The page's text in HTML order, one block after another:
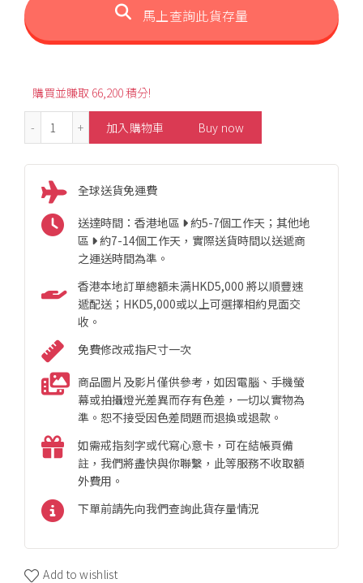
馬上查詢此貨存量
購買並賺取 66,200 積分!
2.47ct Bow Design Flamingo Conch Pearl Ring Pendant
加入購物車 Buy now
全球送貨免運費
送達時間：香港地區
約5-7個工作天；其他地
區
約7-14個工作天，實際送貨時間以送遞商
之運送時間為準。
香港本地訂單總額未满HKD5,000 將以順豐速
遞配送；HKD5,000或以上可選擇相約見面交
收。
免費修改戒指尺寸一次
商品圖片及影片僅供參考，如因電腦、手機螢
幕或拍攝燈光差異而存有色差，一切以實物為
準。恕不接受因色差問題而退換或退款。
如需戒指刻字或代寫心意卡，可在結帳頁備
註，我們將盡快與你聯繫，此等服務不收取額
外費用。
下單前請先向我們查詢此貨存量情況
Add to wishlist